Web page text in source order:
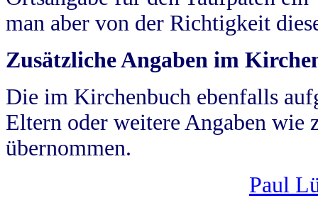
man aber von der Richtigkeit
Zusätzliche Angaben im
Die im Kirchenbuch ebenfalls
Eltern oder weitere Angaben wie
übernommen.
Paul